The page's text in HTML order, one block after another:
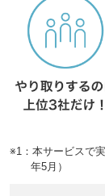
※1：本サービスで
年5月）